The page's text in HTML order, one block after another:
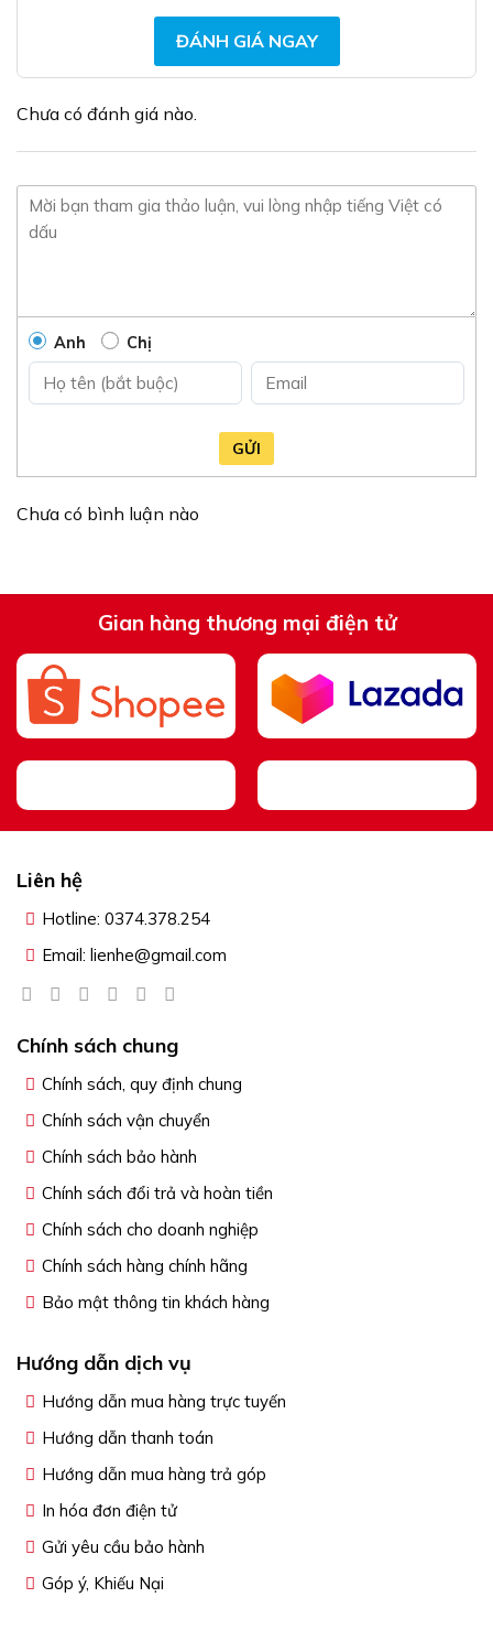
trên
trang
phẩm
được
trên
phẩm
ĐÁNH GIÁ NGAY
Chưa có đánh giá nào.
Anh Chị
GỬI
Chưa có bình luận nào
Gian hàng thương mại điện tử
Liên hệ
Hotline: 0374.378.254
Email: lienhe@gmail.com
Chính sách chung
Chính sách, quy định chung
Chính sách vận chuyển
Chính sách bảo hành
Chính sách đổi trả và hoàn tiền
Chính sách cho doanh nghiệp
Chính sách hàng chính hãng
Bảo mật thông tin khách hàng
Hướng dẫn dịch vụ
Hướng dẫn mua hàng trực tuyến
Hướng dẫn thanh toán
Hướng dẫn mua hàng trả góp
In hóa đơn điện tử
Gửi yêu cầu bảo hành
Góp ý, Khiếu Nại